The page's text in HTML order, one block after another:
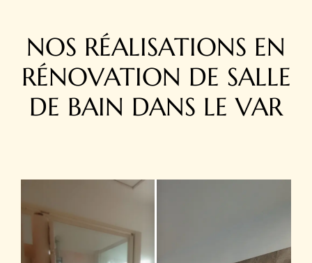
NOS RÉALISATIONS EN
RÉNOVATION DE SALLE
DE BAIN DANS LE VAR